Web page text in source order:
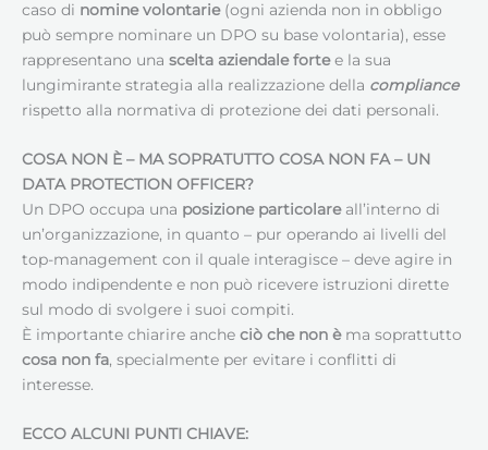
caso di nomine volontarie(ogni azienda non in obbligo
può sempre nominare un DPO su base volontaria), esse
rappresentano una scelta aziendale fortee la sua
lungimirante strategia alla realizzazione della compliance
rispetto alla normativa di protezione dei dati personali.
COSA NON È – MA SOPRATUTTO COSA NON FA – UN
DATA PROTECTION OFFICER?
Un DPO occupa una posizione particolareall’interno di
un’organizzazione, in quanto – pur operando ai livelli del
top-management con il quale interagisce – deve agire in
modo indipendente e non può ricevere istruzioni dirette
sul modo di svolgere i suoi compiti.
È importante chiarire anche ciò che non èma soprattutto
cosa non fa, specialmente per evitare i conflitti di
interesse.
ECCO ALCUNI PUNTI CHIAVE: